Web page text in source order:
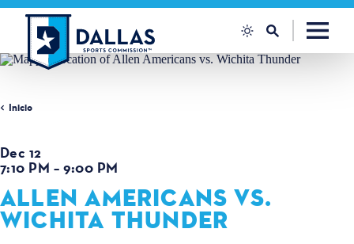
Ir al contenido
Inicio
Dec 12
7:10 PM – 9:00 PM
ALLEN AMERICANS VS.
WICHITA THUNDER